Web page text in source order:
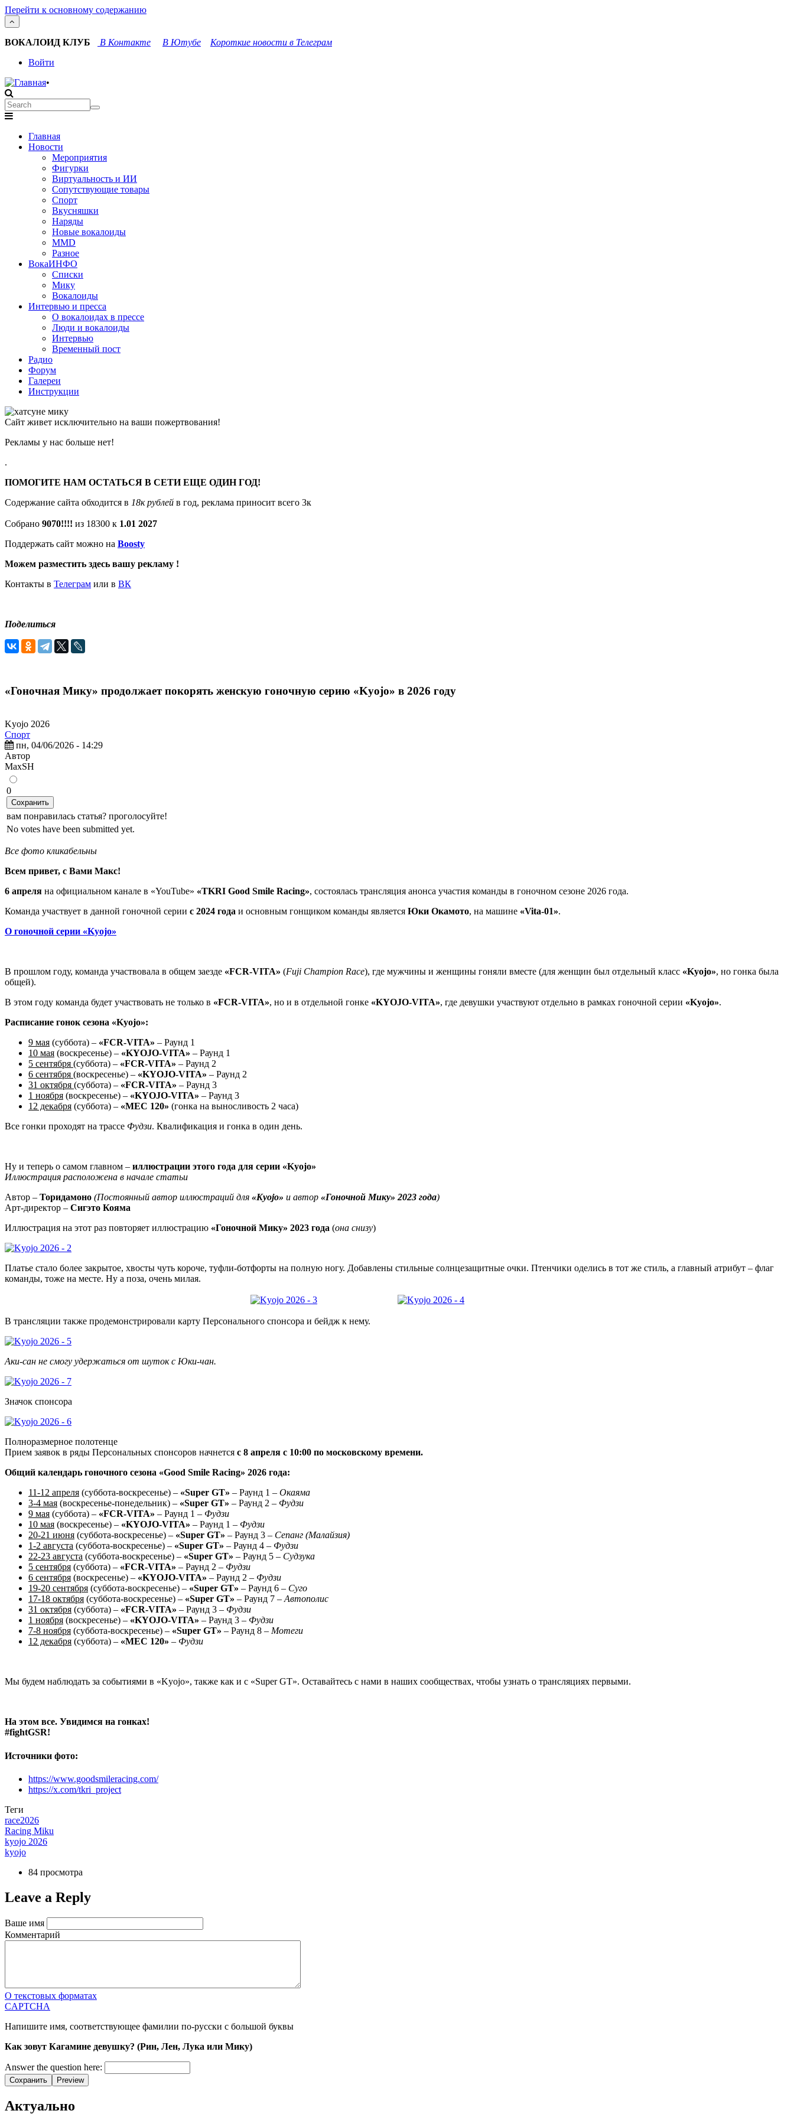
Перейти к основному содержанию
ВОКАЛОИД КЛУБ В Контакте В Ютубе Короткие новости в Телеграм
User
account
menu
Войти
•
Search
Search
navigation
Главная
Новости
Мероприятия
Фигурки
Виртуальность и ИИ
Сопутствующие товары
Спорт
Вкусняшки
Наряды
Новые вокалоиды
MMD
Разное
ВокаИНФО
Списки
Мику
Вокалоиды
Интервью и пресса
О вокалоидах в прессе
Люди и вокалоиды
Интервью
Временный пост
Радио
Форум
Галереи
Инструкции
Сайт живет исключительно на ваши пожертвования!
Рекламы у нас больше нет!
.
ПОМОГИТЕ НАМ ОСТАТЬСЯ В СЕТИ ЕЩЕ ОДИН ГОД!
Содержание сайта обходится в 18к рублей в год, реклама приносит всего 3к
Собрано 9070!!!! из 18300 к 1.01 2027
Поддержать сайт можно на Boosty
Можем разместить здесь вашу рекламу !
Контакты в Телеграм или в ВК
Поделиться
«Гоночная Мику» продолжает покорять женскую гоночную серию «Kyojo» в 2026 году
Kyojo 2026
Спорт
пн, 04/06/2026 - 14:29
Автор
MaxSH
0
Сохранить
вам понравилась статья? проголосуйте!
No votes have been submitted yet.
Все фото кликабельны
Всем привет, с Вами Макс!
6 апреля на официальном канале в «YouTube» «TKRI Good Smile Racing», состоялась трансляция анонса участия команды в гоночном сезоне 2026 года.
Команда участвует в данной гоночной серии с 2024 года и основным гонщиком команды является Юки Окамото, на машине «Vita-01».
О гоночной серии «Kyojo»
В прошлом году, команда участвовала в общем заезде «FCR-VITA» (Fuji Champion Race), где мужчины и женщины гоняли вместе (для женщин был отдельный класс «Kyojo», но гонка была
общей).
В этом году команда будет участвовать не только в «FCR-VITA», но и в отдельной гонке «KYOJO-VITA», где девушки участвуют отдельно в рамках гоночной серии «Kyojo».
Расписание гонок сезона «Kyojo»:
9 мая (суббота) – «FCR-VITA» – Раунд 1
10 мая (воскресенье) – «KYOJO-VITA» – Раунд 1
5 сентября (суббота) – «FCR-VITA» – Раунд 2
6 сентября (воскресенье) – «KYOJO-VITA» – Раунд 2
31 октября (суббота) – «FCR-VITA» – Раунд 3
1 ноября (воскресенье) – «KYOJO-VITA» – Раунд 3
12 декабря (суббота) – «MEC 120» (гонка на выносливость 2 часа)
Все гонки проходят на трассе Фудзи. Квалификация и гонка в один день.
Ну и теперь о самом главном – иллюстрации этого года для серии «Kyojo»
Иллюстрация расположена в начале статьи
Автор – Торидамоно (Постоянный автор иллюстраций для «Kyojo» и автор «Гоночной Мику» 2023 года)
Арт-директор – Сигэто Кояма
Иллюстрация на этот раз повторяет иллюстрацию «Гоночной Мику» 2023 года (она снизу)
Платье стало более закрытое, хвосты чуть короче, туфли-ботфорты на полную ногу. Добавлены стильные солнцезащитные очки. Птенчики оделись в тот же стиль, а главный атрибут – флаг
команды, тоже на месте. Ну а поза, очень милая.
В трансляции также продемонстрировали карту Персонального спонсора и бейдж к нему.
Аки-сан не смогу удержаться от шуток с Юки-чан.
Значок спонсора
Полноразмерное полотенце
Прием заявок в ряды Персональных спонсоров начнется с 8 апреля с 10:00 по московскому времени.
Общий календарь гоночного сезона «Good Smile Racing» 2026 года:
11-12 апреля (суббота-воскресенье) – «Super GT» – Раунд 1 – Окаяма
3-4 мая (воскресенье-понедельник) – «Super GT» – Раунд 2 – Фудзи
9 мая (суббота) – «FCR-VITA» – Раунд 1 – Фудзи
10 мая (воскресенье) – «KYOJO-VITA» – Раунд 1 – Фудзи
20-21 июня (суббота-воскресенье) – «Super GT» – Раунд 3 – Сепанг (Малайзия)
1-2 августа (суббота-воскресенье) – «Super GT» – Раунд 4 – Фудзи
22-23 августа (суббота-воскресенье) – «Super GT» – Раунд 5 – Судзука
5 сентября (суббота) – «FCR-VITA» – Раунд 2 – Фудзи
6 сентября (воскресенье) – «KYOJO-VITA» – Раунд 2 – Фудзи
19-20 сентября (суббота-воскресенье) – «Super GT» – Раунд 6 – Суго
17-18 октября (суббота-воскресенье) – «Super GT» – Раунд 7 –Автополис
31 октября (суббота) – «FCR-VITA» – Раунд 3 – Фудзи
1 ноября (воскресенье) – «KYOJO-VITA» – Раунд 3 – Фудзи
7-8 ноября (суббота-воскресенье) – «Super GT» – Раунд 8 – Мотеги
12 декабря (суббота) – «MEC 120» – Фудзи
Мы будем наблюдать за событиями в «Kyojo», также как и с «Super GT». Оставайтесь с нами в наших сообществах, чтобы узнать о трансляциях первыми.
На этом все. Увидимся на гонках!
#fightGSR!
Источники фото:
https://www.goodsmileracing.com/
https://x.com/tkri_project
Теги
race2026
Racing Miku
kyojo 2026
kyojo
84 просмотра
Leave a Reply
Ваше имя
Комментарий
О текстовых форматах
CAPTCHA
Напишите имя, соответствующее фамилии по-русски с большой буквы
Как зовут Кагамине девушку? (Рин, Лен, Лука или Мику)
Answer the question here:
Сохранить Preview
Актуально